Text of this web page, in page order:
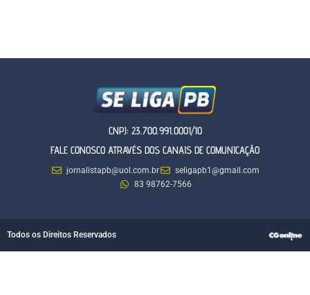
CNPJ: 23.700.991.0001/10
FALE CONOSCO ATRAVÉS DOS CANAIS DE COMUNICAÇÃO
jornalistapb@uol.com.br
seligapb1@gmail.com
83 98762-7566
Todos os Direitos Reservados